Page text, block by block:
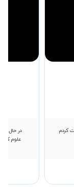
کردم
در حال
علوم